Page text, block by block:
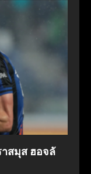
าสมุส ฮอจลั